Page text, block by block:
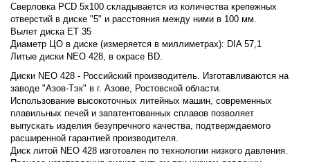
Сверловка PCD 5x100 складывается из количества крепежных
отверстий в диске "5" и расстояния между ними в 100 мм.
Вылет диска ET 35
Диаметр ЦО в диске (измеряется в миллиметрах): DIA 57,1
Литые диски NEO 428, в окрасе BD.
Диски NEO 428 - Российский производитель. Изготавливаются на
заводе "Азов-Тэк" в г. Азове, Ростовской области.
Использование высокоточных литейных машин, современных
плавильных печей и запатентованных сплавов позволяет
выпускать изделия безупречного качества, подтверждаемого
расширенной гарантией производителя.
Диск литой NEO 428 изготовлен по технологии низкого давления.